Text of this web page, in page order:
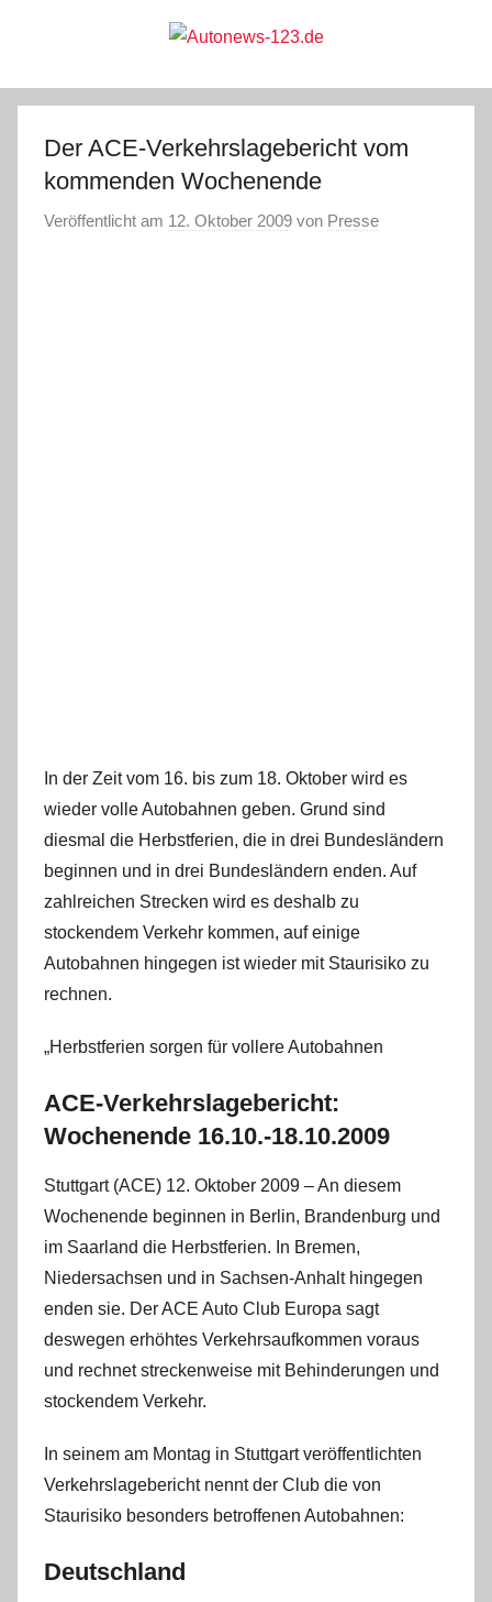
Autonews-
123.de
Der ACE-Verkehrslagebericht vom
kommenden Wochenende
Veröffentlicht am 12. Oktober 2009 von Presse
In der Zeit vom 16. bis zum 18. Oktober wird es
wieder volle Autobahnen geben. Grund sind
diesmal die Herbstferien, die in drei Bundesländern
beginnen und in drei Bundesländern enden. Auf
zahlreichen Strecken wird es deshalb zu
stockendem Verkehr kommen, auf einige
Autobahnen hingegen ist wieder mit Staurisiko zu
rechnen.
„Herbstferien sorgen für vollere Autobahnen
ACE-Verkehrslagebericht:
Wochenende 16.10.-18.10.2009
Stuttgart (ACE) 12. Oktober 2009 – An diesem
Wochenende beginnen in Berlin, Brandenburg und
im Saarland die Herbstferien. In Bremen,
Niedersachsen und in Sachsen-Anhalt hingegen
enden sie. Der ACE Auto Club Europa sagt
deswegen erhöhtes Verkehrsaufkommen voraus
und rechnet streckenweise mit Behinderungen und
stockendem Verkehr.
In seinem am Montag in Stuttgart veröffentlichten
Verkehrslagebericht nennt der Club die von
Staurisiko besonders betroffenen Autobahnen:
Deutschland